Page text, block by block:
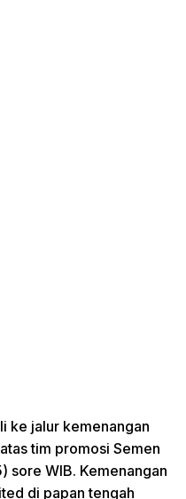
ke jalur kemenangan
atas tim promosi Semen
sore WIB. Kemenangan
di papan tengah